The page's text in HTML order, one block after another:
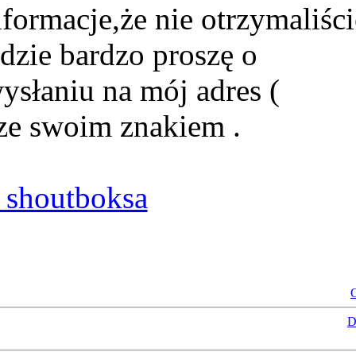
nie
bardzo proszę o
na mój adres (
swoim znakiem .